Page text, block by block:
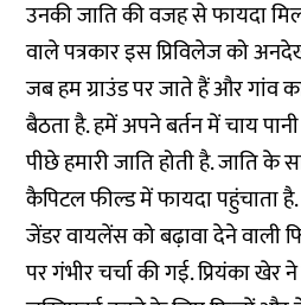
उनकी जाति की वजह से फायदा
वाले पत्रकार इस प्रिविलेज को
जब हम ग्राउंड पर जाते हैं और
बैठता है. हमें अपने बर्तन में चाय
पीछे हमारी जाति होती है. जाति
कैपिटल फील्ड में फायदा पहुंचाता है.
जेंडर वायलेंस को बढ़ावा देने वाली
पर गंभीर चर्चा की गई. प्रियंका